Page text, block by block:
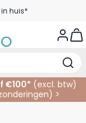
huis*
BTW
€100* (excl. btw)
) >